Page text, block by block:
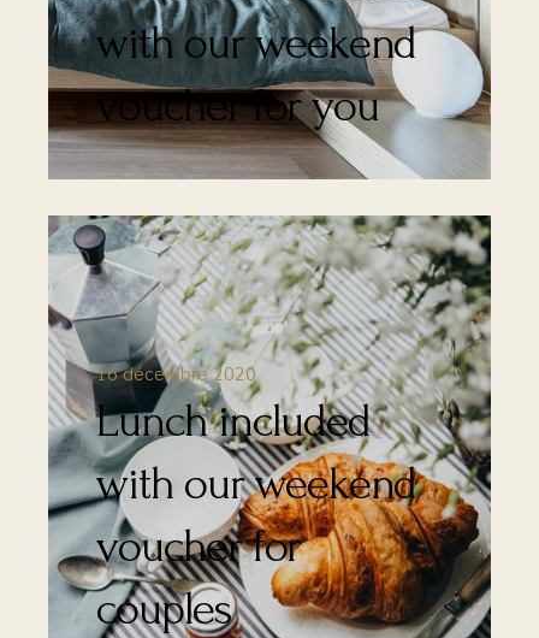
with our weekend
voucher for you
16 décembre 2020
Lunch included
with our weekend
voucher for
couples